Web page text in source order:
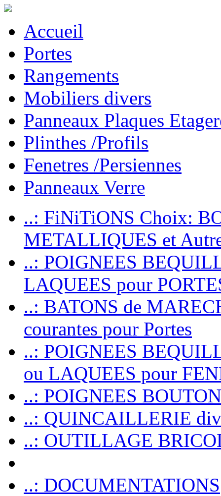
Accueil
Portes
Rangements
Mobiliers divers
Panneaux Plaques
Plinthes /Profils
Fenetres /Persiennes
Panneaux Verre
..: FiNiTiONS Choix:
METALLIQUES et
..: POIGNEES
LAQUEES pour
..: BATONS de
courantes pour Portes
..: POIGNEES
ou LAQUEES pour
..: POIGNEES
..: QUINCAILLERIE
..: OUTILLAGE
..: DOCUMENTATIONS